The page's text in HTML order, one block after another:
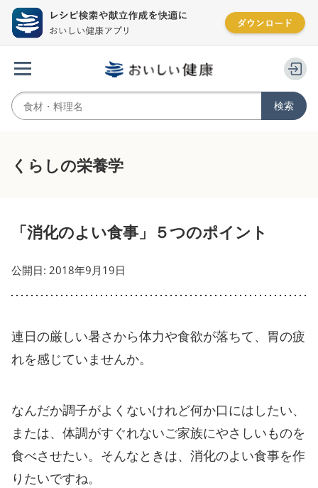
くらしの栄養学
「消化のよい食事」５つのポイント
公開日: 2018年9月19日
連日の厳しい暑さから体力や食欲が落ちて、胃の疲
れを感じていませんか。
なんだか調子がよくないけれど何か口にはしたい、
または、体調がすぐれないご家族にやさしいものを
食べさせたい。そんなときは、消化のよい食事を作
りたいですね。